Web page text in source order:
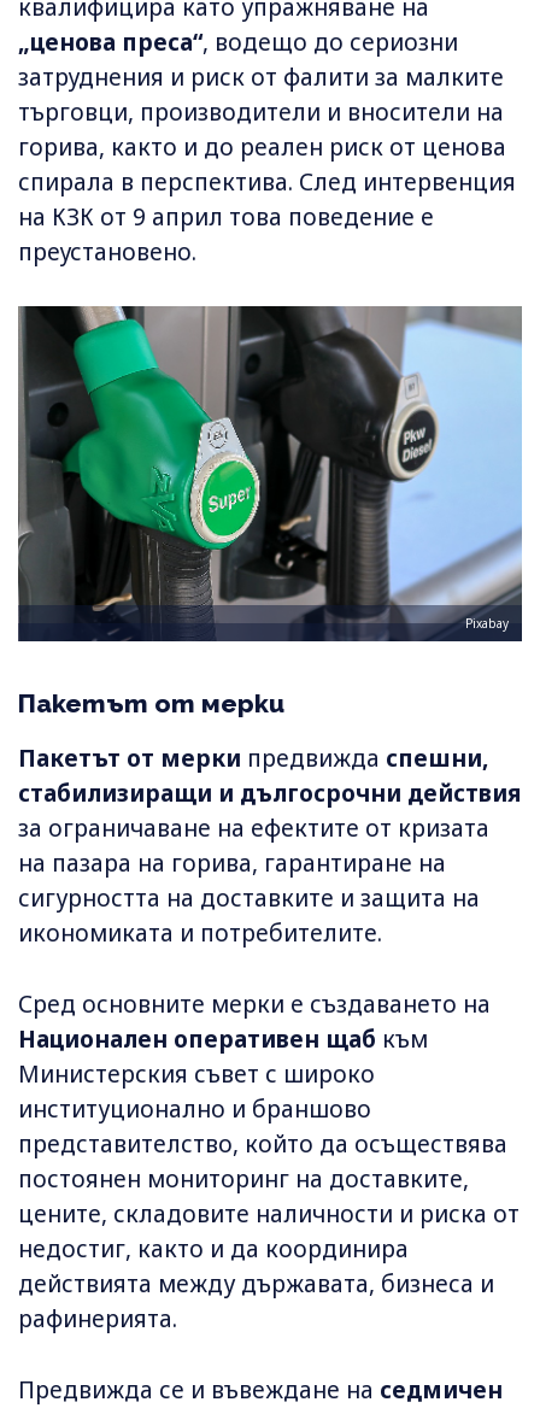
квалифицира като упражняване на
„ценова преса“, водещо до сериозни
затруднения и риск от фалити за малките
търговци, производители и вносители на
горива, както и до реален риск от ценова
спирала в перспектива. След интервенция
на КЗК от 9 април това поведение е
преустановено.
Pixabay
Пакетът от мерки
Пакетът от мерки предвижда спешни,
стабилизиращи и дългосрочни действия
за ограничаване на ефектите от кризата
на пазара на горива, гарантиране на
сигурността на доставките и защита на
икономиката и потребителите.
Сред основните мерки е създаването на
Национален оперативен щаб към
Министерския съвет с широко
институционално и браншово
представителство, който да осъществява
постоянен мониторинг на доставките,
цените, складовите наличности и риска от
недостиг, както и да координира
действията между държавата, бизнеса и
рафинерията.
Предвижда се и въвеждане на седмичен